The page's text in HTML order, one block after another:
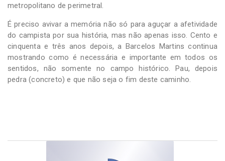
metropolitano de perimetral.
É preciso avivar a memória não só para aguçar a afetividade
do campista por sua história, mas não apenas isso. Cento e
cinquenta e três anos depois, a Barcelos Martins continua
mostrando como é necessária e importante em todos os
sentidos, não somente no campo histórico. Pau, depois
pedra (concreto) e que não seja o fim deste caminho.